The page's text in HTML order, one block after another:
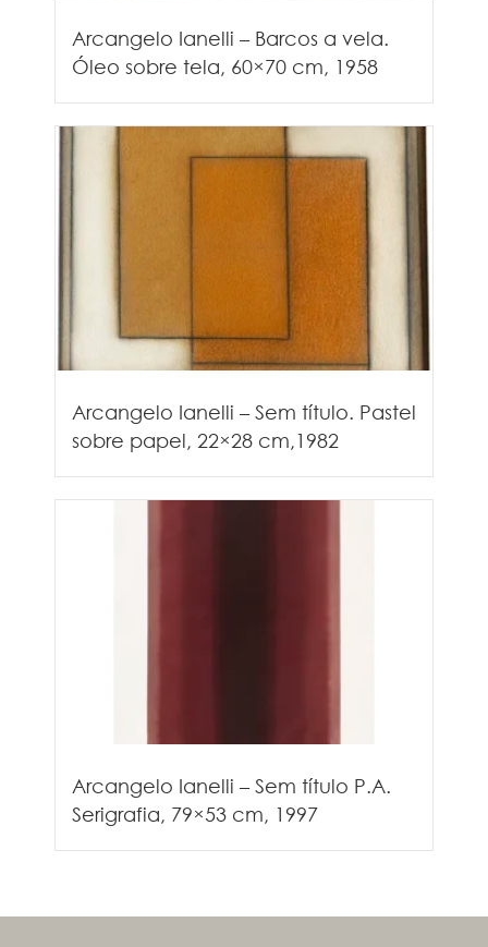
Arcangelo Ianelli – Barcos a vela.
Óleo sobre tela, 60×70 cm, 1958
Arcangelo Ianelli – Sem título. Pastel
sobre papel, 22×28 cm,1982
Arcangelo Ianelli – Sem título P.A.
Serigrafia, 79×53 cm, 1997